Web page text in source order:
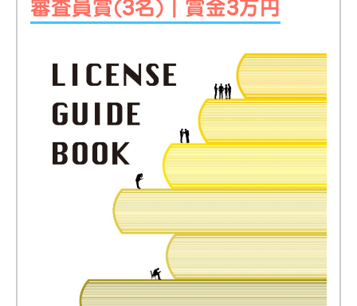
審査員賞(3名)｜賞金3万円